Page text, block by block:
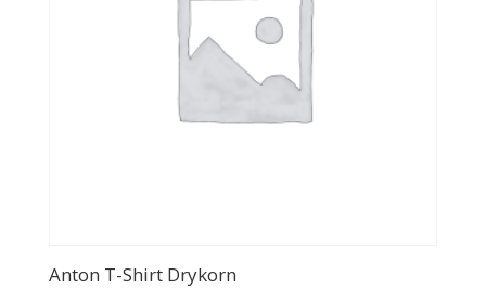
Anton T-Shirt Drykorn